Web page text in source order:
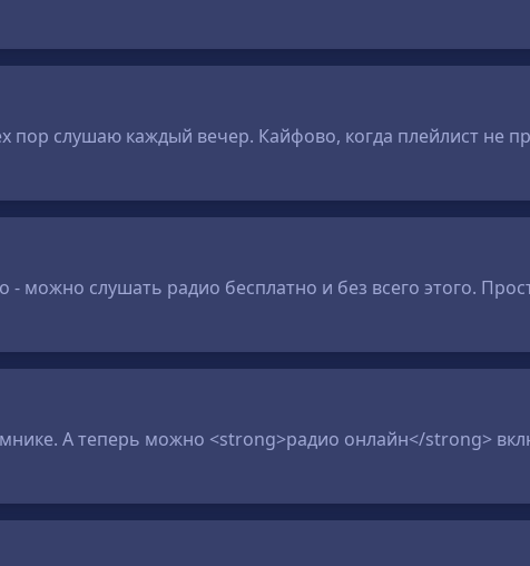
слушаю каждый вечер. Кайфово, когда плейлист не
- можно слушать радио бесплатно и без всего этого.
А теперь можно <strong>радио онлайн</strong>